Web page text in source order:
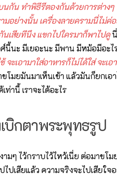
นกัน ทำพิธีรีตองกันด้วยการต่าง
มอย่างนั้น เครื่องลายครามนี่ไม่ค่อ
เสียทีนึง แขกไปใครมาก็พาไปดูนี่
นี้นะ มีเยอะนะ มีพาน มีหม้อมีอะ
ะเอามาใส่อาหารก็ไม่ได้ใส่ จะเอ
โมยมันมาเห็นเข้า แล้วมันก็ยกเอ
ท่านี้ เราจะได้อะไร
เบิกตาพระพุทธรูป
ๆ ไว้กราบไว้ไหว้เนี่ย ต่อมาขโม
ปเสียแล้ว ความจริงจะไปเสียใจ